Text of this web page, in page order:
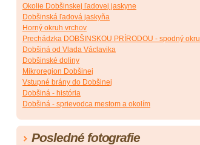
Okolie Dobšinskej ľadovej jaskyne
Dobšinská ľadová jaskyňa
Horný okruh vrchov
Prechádzka DOBŠINSKOU PRÍRODOU - spodný okru
Dobšiná od Vlada Václavika
Dobšinské doliny
Mikroregion Dobšinej
Vstupné brány do Dobšinej
Dobšiná - história
Dobšiná - sprievodca mestom a okolím
Posledné fotografie